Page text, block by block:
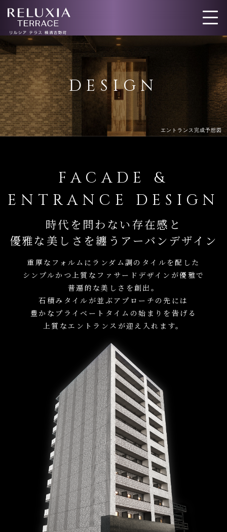
トップ
アクセス
間取り 設備仕様
エントランス完成予想図
DESIGN
FACADE &
ENTRANCE DESIGN
時代を問わない存在感と
優雅な美しさを纏うアーバンデザイン
重厚なフォルムにランダム調のタイルを配した
シンプルかつ上質なファサードデザインが優雅で
普遍的な美しさを創出。
石積みタイルが並ぶアプローチの先には
豊かなプライベートタイムの始まりを告げる
上質なエントランスが迎え入れます。